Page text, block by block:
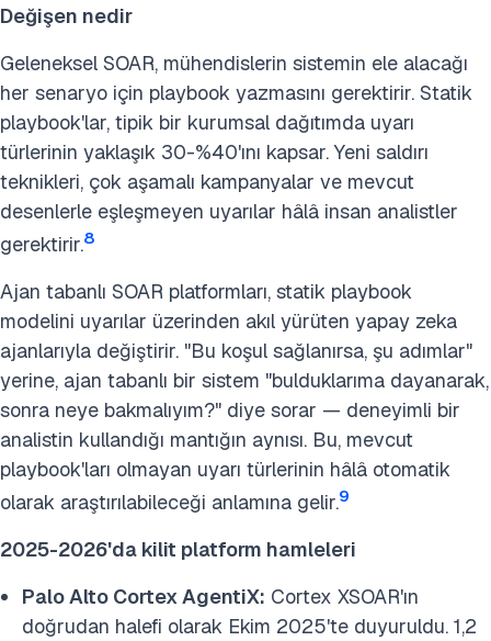
Değişen nedir
Geleneksel SOAR, mühendislerin sistemin ele alacağı
her senaryo için playbook yazmasını gerektirir. Statik
playbook'lar, tipik bir kurumsal dağıtımda uyarı
türlerinin yaklaşık 30-%40'ını kapsar. Yeni saldırı
teknikleri, çok aşamalı kampanyalar ve mevcut
desenlerle eşleşmeyen uyarılar hâlâ insan analistler
gerektirir.8
Ajan tabanlı SOAR platformları, statik playbook
modelini uyarılar üzerinden akıl yürüten yapay zeka
ajanlarıyla değiştirir. "Bu koşul sağlanırsa, şu adımlar"
yerine, ajan tabanlı bir sistem "bulduklarıma dayanarak,
sonra neye bakmalıyım?" diye sorar — deneyimli bir
analistin kullandığı mantığın aynısı. Bu, mevcut
playbook'ları olmayan uyarı türlerinin hâlâ otomatik
olarak araştırılabileceği anlamına gelir.9
2025-2026'da kilit platform hamleleri
Palo Alto Cortex AgentiX: Cortex XSOAR'ın
doğrudan halefi olarak Ekim 2025'te duyuruldu. 1,2